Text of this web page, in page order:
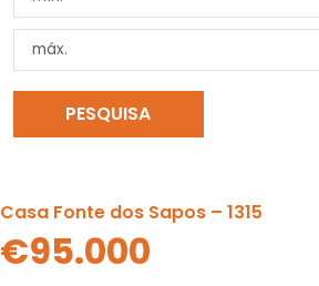
PESQUISA
Casa Fonte dos Sapos – 1315
€95.000